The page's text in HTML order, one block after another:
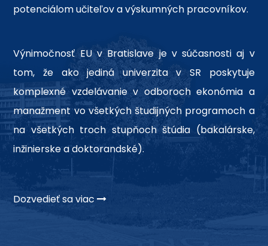
potenciálom učiteľov a výskumných pracovníkov.
Výnimočnosť EU v Bratislave je v súčasnosti aj v
tom, že ako jediná univerzita v SR poskytuje
komplexné vzdelávanie v odboroch ekonómia a
manažment vo všetkých študijných programoch a
na všetkých troch stupňoch štúdia (bakalárske,
inžinierske a doktorandské).
Dozvedieť sa viac